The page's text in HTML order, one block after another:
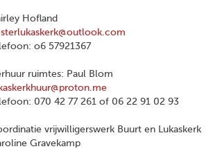
Hofland
o6 57921367
ruimtes: Paul Blom
070 42 77 261 of 06 22 91 02 93
vrijwilligerswerk Buurt en Lukaskerk
Gravekamp